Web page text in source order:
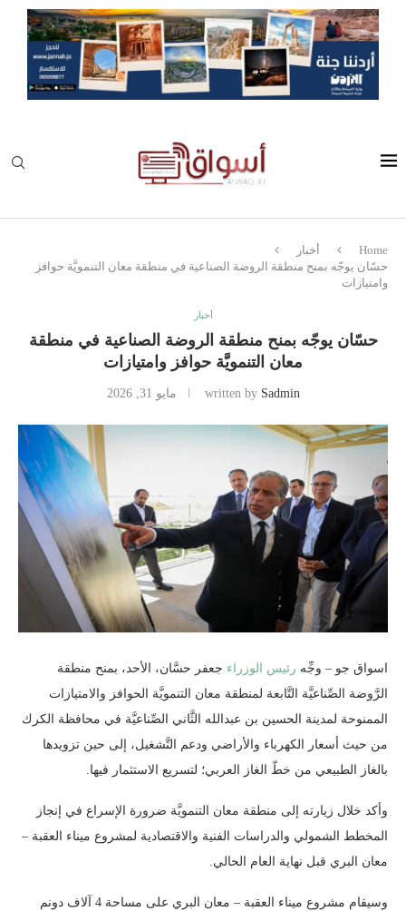
Home
أخبار
حسّان يوجّه بمنح منطقة الروضة الصناعية في منطقة معان التنمويَّة حوافز
وامتيازات
أخبار
حسّان يوجّه بمنح منطقة الروضة الصناعية في منطقة
معان التنمويَّة حوافز وامتيازات
written by Sadmin مايو 31, 2026
اسواق جو – وجِّه رئيس الوزراء جعفر حسَّان، الأحد، بمنح منطقة
الرَّوضة الصِّناعيَّة التَّابعة لمنطقة معان التنمويَّة الحوافز والامتيازات
الممنوحة لمدينة الحسين بن عبدالله الثَّاني الصِّناعيَّة في محافظة الكرك
من حيث أسعار الكهرباء والأراضي ودعم التَّشغيل، إلى حين تزويدها
بالغاز الطبيعي من خطّ الغاز العربي؛ لتسريع الاستثمار فيها.
وأكد خلال زيارته إلى منطقة معان التنمويَّة ضرورة الإسراع في إنجاز
المخطط الشمولي والدراسات الفنية والاقتصادية لمشروع ميناء العقبة –
معان البري قبل نهاية العام الحالي.
وسيقام مشروع ميناء العقبة – معان البري على مساحة 4 آلاف دونم